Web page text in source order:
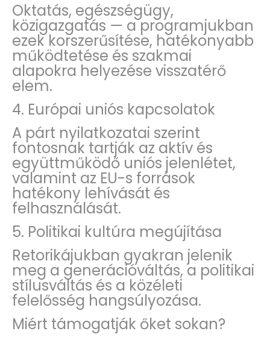
Oktatás, egészségügy,
közigazgatás — a programjukban
ezek korszerűsítése, hatékonyabb
működtetése és szakmai
alapokra helyezése visszatérő
elem.
4. Európai uniós kapcsolatok
A párt nyilatkozatai szerint
fontosnak tartják az aktív és
együttműködő uniós jelenlétet,
valamint az EU-s források
hatékony lehívását és
felhasználását.
5. Politikai kultúra megújítása
Retorikájukban gyakran jelenik
meg a generációváltás, a politikai
stílusváltás és a közéleti
felelősség hangsúlyozása.
Miért támogatják őket sokan?